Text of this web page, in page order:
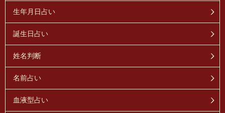
生年月日占い
誕生日占い
姓名判断
名前占い
血液型占い